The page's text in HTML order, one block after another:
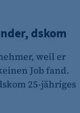
dskom
weil er
Job fand.
25-jähriges